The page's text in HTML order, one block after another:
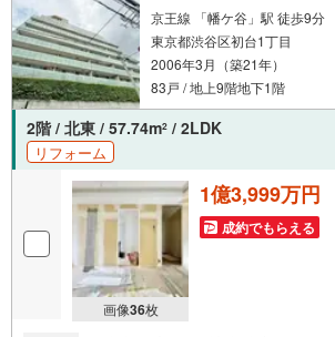
京王線 「幡ケ谷」駅 徒歩9分
東京都渋谷区初台1丁目
2006年3月（築21年）
83戸 / 地上9階地下1階
2階 / 北東 / 57.74m2 / 2LDK
リフォーム
画像36枚
1億3,999万円
成約でもらえる